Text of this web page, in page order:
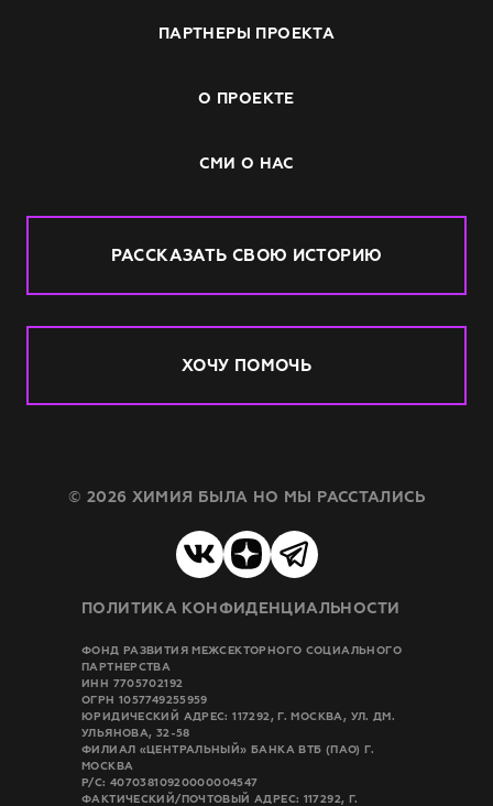
ПАРТНЕРЫ ПРОЕКТА
О ПРОЕКТЕ
СМИ О НАС
РАССКАЗАТЬ СВОЮ ИСТОРИЮ
ХОЧУ ПОМОЧЬ
© 2026 ХИМИЯ БЫЛА НО МЫ РАССТАЛИСЬ
ПОЛИТИКА КОНФИДЕНЦИАЛЬНОСТИ
ФОНД РАЗВИТИЯ МЕЖСЕКТОРНОГО СОЦИАЛЬНОГО
ПАРТНЕРСТВА
ИНН 7705702192
ОГРН 1057749255959
ЮРИДИЧЕСКИЙ АДРЕС: 117292, Г. МОСКВА, УЛ. ДМ.
УЛЬЯНОВА, 32-58
ФИЛИАЛ «ЦЕНТРАЛЬНЫЙ» БАНКА ВТБ (ПАО) Г.
МОСКВА
Р/C: 40703810920000004547
ФАКТИЧЕСКИЙ/ПОЧТОВЫЙ АДРЕС: 117292, Г.